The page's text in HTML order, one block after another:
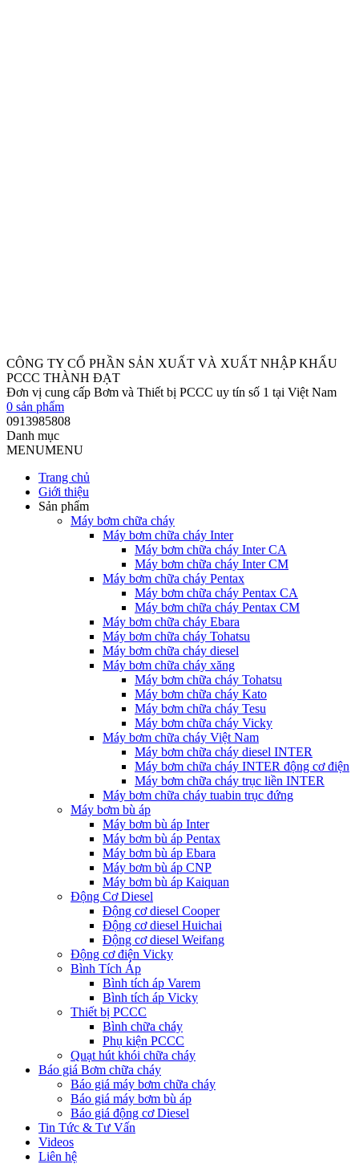
CÔNG TY CỔ PHẦN SẢN XUẤT VÀ XUẤT NHẬP KHẨU
PCCC THÀNH ĐẠT
Đơn vị cung cấp Bơm và Thiết bị PCCC uy tín số 1 tại Việt Nam
0 sản phẩm
0913985808
Danh mục
MENUMENU
Trang chủ
Giới thiệu
Sản phẩm
Máy bơm chữa cháy
Máy bơm chữa cháy Inter
Máy bơm chữa cháy Inter CA
Máy bơm chữa cháy Inter CM
Máy bơm chữa cháy Pentax
Máy bơm chữa cháy Pentax CA
Máy bơm chữa cháy Pentax CM
Máy bơm chữa cháy Ebara
Máy bơm chữa cháy Tohatsu
Máy bơm chữa cháy diesel
Máy bơm chữa cháy xăng
Máy bơm chữa cháy Tohatsu
Máy bơm chữa cháy Kato
Máy bơm chữa cháy Tesu
Máy bơm chữa cháy Vicky
Máy bơm chữa cháy Việt Nam
Máy bơm chữa cháy diesel INTER
Máy bơm chữa cháy INTER động cơ điện
Máy bơm chữa cháy trục liền INTER
Máy bơm chữa cháy tuabin trục đứng
Máy bơm bù áp
Máy bơm bù áp Inter
Máy bơm bù áp Pentax
Máy bơm bù áp Ebara
Máy bơm bù áp CNP
Máy bơm bù áp Kaiquan
Động Cơ Diesel
Động cơ diesel Cooper
Động cơ diesel Huichai
Động cơ diesel Weifang
Động cơ điện Vicky
Bình Tích Áp
Bình tích áp Varem
Bình tích áp Vicky
Thiết bị PCCC
Bình chữa cháy
Phụ kiện PCCC
Quạt hút khói chữa cháy
Báo giá Bơm chữa cháy
Báo giá máy bơm chữa cháy
Báo giá máy bơm bù áp
Báo giá động cơ Diesel
Tin Tức & Tư Vấn
Videos
Liên hệ